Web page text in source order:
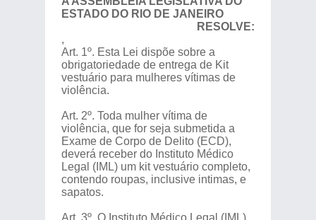
ESTADO DO RIO DE JANEIRO
RESOLVE:
,
Art. 1º. Esta Lei dispõe sobre a
obrigatoriedade de entrega de Kit
vestuário para mulheres vítimas de
violência.
Art. 2º. Toda mulher vítima de
violência, que for seja submetida a
Exame de Corpo de Delito (ECD),
deverá receber do Instituto Médico
Legal (IML) um kit vestuário completo,
contendo roupas, inclusive intimas, e
sapatos.
Art. 3º. O Instituto Médico Legal (IML)